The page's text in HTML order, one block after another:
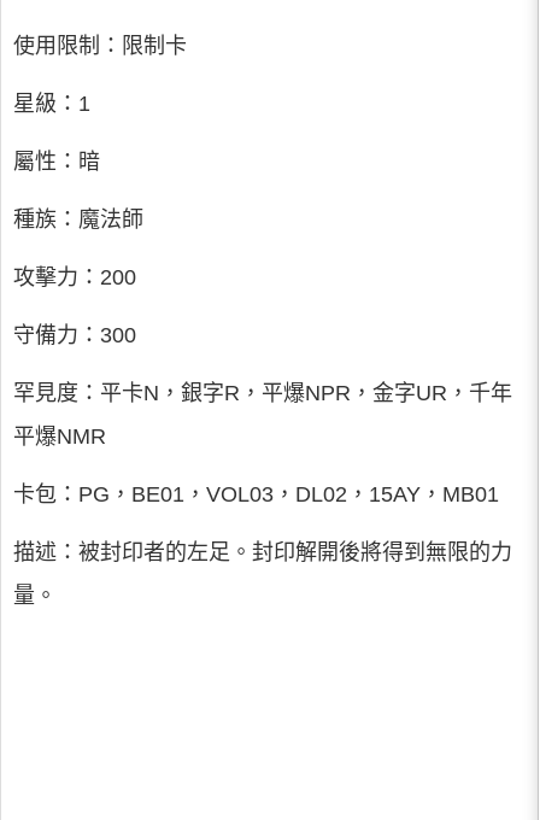
使用限制：限制卡
星級：1
屬性：暗
種族：魔法師
攻擊力：200
守備力：300
罕見度：平卡N，銀字R，平爆NPR，金字UR，千年
平爆NMR
卡包：PG，BE01，VOL03，DL02，15AY，MB01
描述：被封印者的左足。封印解開後將得到無限的力
量。